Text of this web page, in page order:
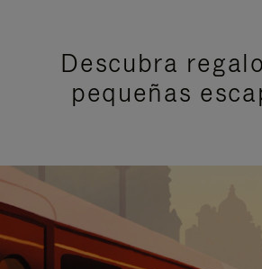
Descubra
pequeñas